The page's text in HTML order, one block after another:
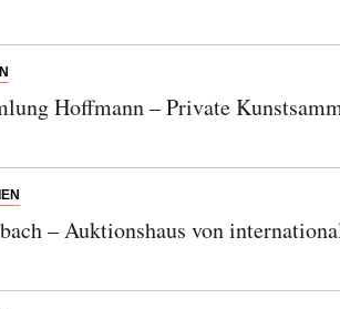
Hoffmann – Private
– Auktionshaus von